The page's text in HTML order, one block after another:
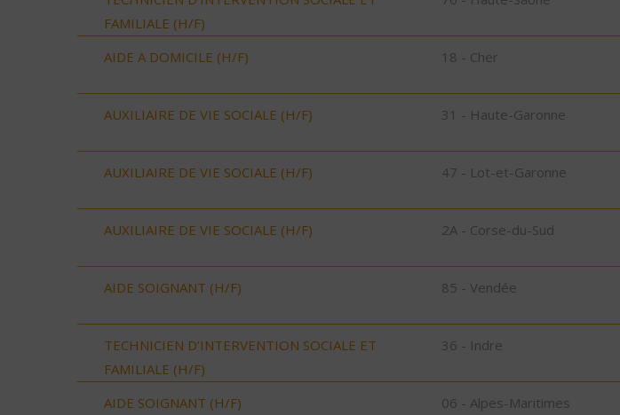
FAMILIALE (H/F)
AIDE A DOMICILE (H/F) 18 - Cher
AUXILIAIRE DE VIE SOCIALE (H/F) 31 - Haute-Garonne
AUXILIAIRE DE VIE SOCIALE (H/F) 47 - Lot-et-Garonne
AUXILIAIRE DE VIE SOCIALE (H/F) 2A - Corse-du-Sud
AIDE SOIGNANT (H/F) 85 - Vendée
TECHNICIEN D’INTERVENTION SOCIALE ET
FAMILIALE (H/F)
36 - Indre
AIDE SOIGNANT (H/F) 06 - Alpes-Maritimes